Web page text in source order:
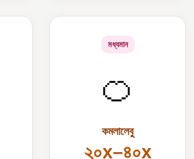
মধ্যমান
🍊
কমলালেবু
২০x–৪০x